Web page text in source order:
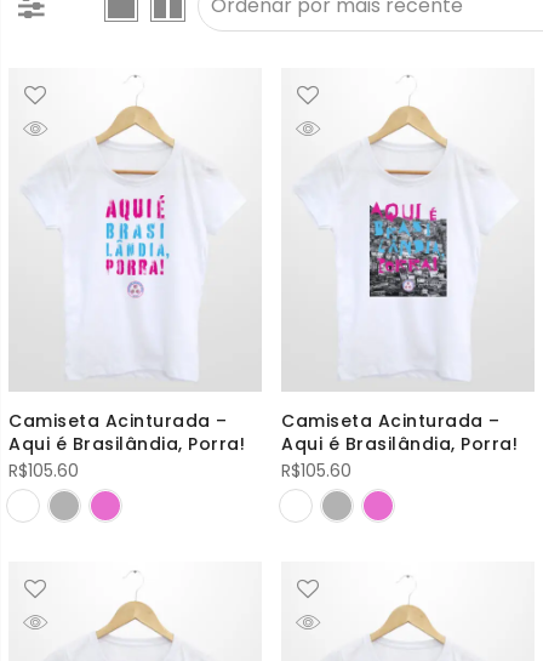
Camiseta Acinturada –
Aqui é Brasilândia, Porra!
R$105.60
Camiseta Acinturada –
Aqui é Brasilândia, Porra!
R$105.60